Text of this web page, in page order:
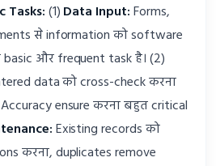
Tasks:(1)Data Input:Forms,
से information को software
और frequent task है। (2)
data को cross-check करना
ensure करना बहुत critical
Existing records को
करना, duplicates remove